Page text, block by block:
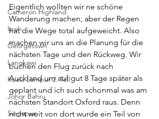
Cameron Highland
Ipoh
Georgetown
Langkawi
Kuala Lumpur 2. Teil
Johor Bahru
Singapur
Eigentlich wollten wir ne schöne
Wanderung machen, aber der Regen
hat die Wege total aufgeweicht. Also
machen wir uns an die Planung für die
nächsten Tage und den Rückweg. Wir
buchen den Flug zurück nach
Auckland um auf gut 8 Tage später als
geplant und ich such schonmal was am
nächsten Standort Oxford raus. Denn
nicht weit von dort wurde ein Teil von